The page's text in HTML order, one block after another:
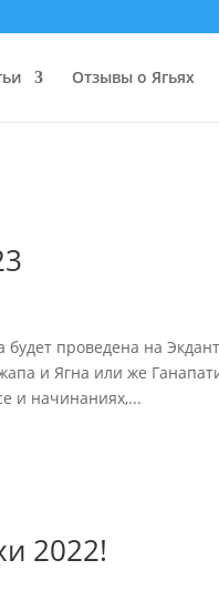
Отзывы о Ягьях
проведена на
и Ягна или же
и начинаниях,...
2022!